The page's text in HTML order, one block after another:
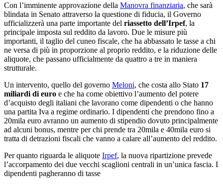
Con l’imminente approvazione della Manovra finanziaria, che sarà
blindata in Senato attraverso la questione di fiducia, il Governo
ufficializzerà una parte importante del riassetto dell’Irpef, la
principale imposta sul reddito da lavoro. Due le misure più
importanti, il taglio del cuneo fiscale, che ha abbassato le tasse a chi
ne versa di più in proporzione al proprio reddito, e la riduzione delle
aliquote, che passano ufficialmente da quattro a tre in maniera
strutturale.
Un intervento, quello del governo Meloni, che costa allo Stato 17
miliardi di euro e che ha come obiettivo l’aumento del potere
d’acquisto degli italiani che lavorano come dipendenti o che hanno
una partita Iva a regime ordinario. I dipendenti che prendono fino a
20mila euro avranno un aumento di stipendio dovuto principalmente
ad alcuni bonus, mentre per chi prende tra 20mila e 40mila euro si
tratta di detrazioni fiscali che vanno a calare all’aumento del reddito.
Per quanto riguarda le aliquote Irpef, la nuova ripartizione prevede
l’accorpamento dei due vecchi scaglioni centrali in un’unica fascia. I
dipendenti pagheranno di tasse